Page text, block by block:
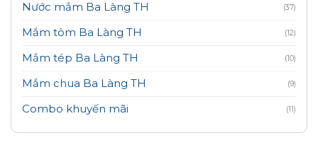
Nước mắm Ba Làng TH (37)
Mắm tôm Ba Làng TH (12)
Mắm tép Ba Làng TH (10)
Mắm chua Ba Làng TH (9)
Combo khuyến mãi (11)